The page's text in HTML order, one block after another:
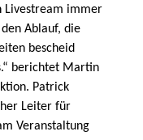
Livestream immer
Ablauf, die
bescheid
berichtet Martin
Patrick
Leiter für
Veranstaltung